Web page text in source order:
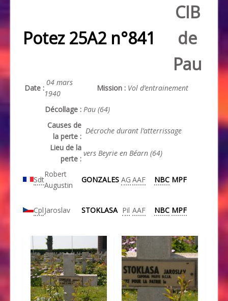
Potez 25A2 n°841
CIB
de
Pau
Date :
04 mars
1940
Mission : Vol d’entrainement
Décollage : Pau (64)
Causes de
la perte :
Décroche durant l’atterrissage
Lieu de la
perte :
vers Beyrie en Béarn (64)
Sdt
Robert
Augustin
GONZALES AG AAF NBC MPF
CplJaroslav STOKLASA Pil AAF NBC MPF